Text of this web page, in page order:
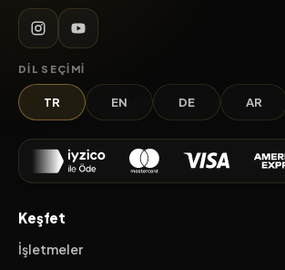
DIL SEÇIMI
TR EN DE AR
Keşfet
İşletmeler